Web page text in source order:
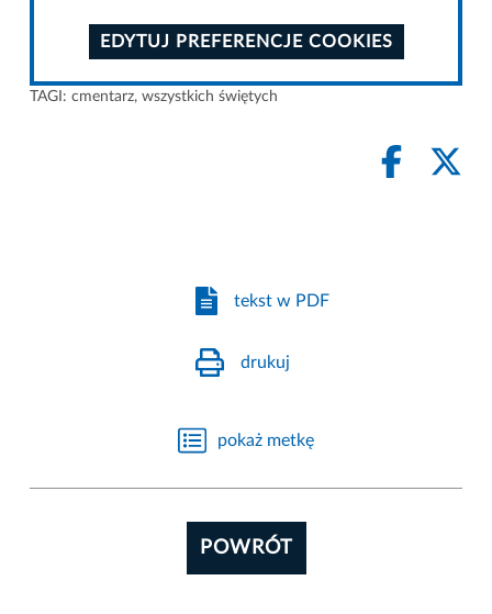
EDYTUJ PREFERENCJE COOKIES
TAGI: cmentarz, wszystkich świętych
tekst w PDF
drukuj
pokaż metkę
POWRÓT